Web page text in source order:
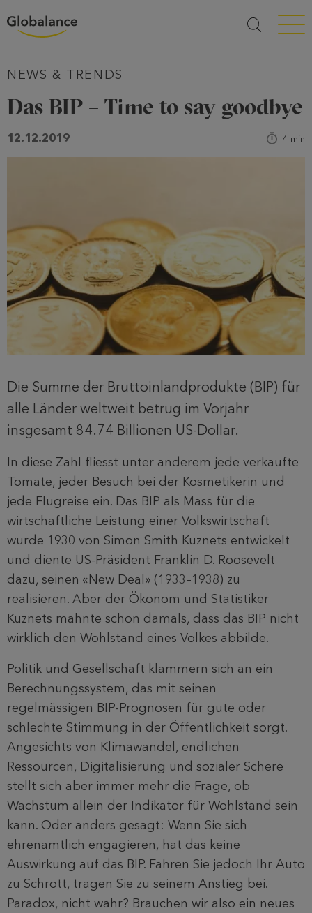
Menü
NEWS & TRENDS
Das BIP – Time to say goodbye
12.12.2019 4 min
Die Summe der Bruttoinlandprodukte (BIP) für
alle Länder weltweit betrug im Vorjahr
insgesamt 84.74 Billionen US-Dollar.
In diese Zahl fliesst unter anderem jede verkaufte
Tomate, jeder Besuch bei der Kosmetikerin und
jede Flugreise ein. Das BIP als Mass für die
wirtschaftliche Leistung einer Volkswirtschaft
wurde 1930 von Simon Smith Kuznets entwickelt
und diente US-Präsident Franklin D. Roosevelt
dazu, seinen «New Deal» (1933–1938) zu
realisieren. Aber der Ökonom und Statistiker
Kuznets mahnte schon damals, dass das BIP nicht
wirklich den Wohlstand eines Volkes abbilde.
Politik und Gesellschaft klammern sich an ein
Berechnungssystem, das mit seinen
regelmässigen BIP-Prognosen für gute oder
schlechte Stimmung in der Öffentlichkeit sorgt.
Angesichts von Klimawandel, endlichen
Ressourcen, Digitalisierung und sozialer Schere
stellt sich aber immer mehr die Frage, ob
Wachstum allein der Indikator für Wohlstand sein
kann. Oder anders gesagt: Wenn Sie sich
ehrenamtlich engagieren, hat das keine
Auswirkung auf das BIP. Fahren Sie jedoch Ihr Auto
zu Schrott, tragen Sie zu seinem Anstieg bei.
Paradox, nicht wahr? Brauchen wir also ein neues